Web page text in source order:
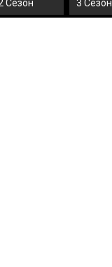
Сезон 3 Сезон